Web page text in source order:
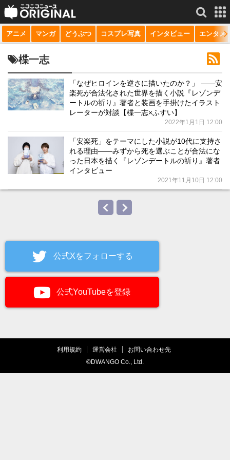
サービス一覧 もっと見る
niconico
動画
生放送
チャンネル
マンガ
アニメ マンガ どうぶつ コスプレ写真 インタビュー エンタメ
楪一志
「なぜヒロインを逆さに描いたのか？」 ――安
楽死が合法化された世界を描く小説『レゾンデ
ートルの祈り』著者と装画を手掛けたイラスト
レーターが対談【楪一志×ふすい】
2022年1月1日 12:00
「安楽死」をテーマにした小説が10代に支持さ
れる理由――みずから死を選ぶことが合法にな
った日本を描く『レゾンデートルの祈り』著者
インタビュー
2021年11月10日 12:00
公式Xをフォローする
公式YouTubeを登録
利用規約 運営会社
お問い合わせ先
©DWANGO Co., Ltd.